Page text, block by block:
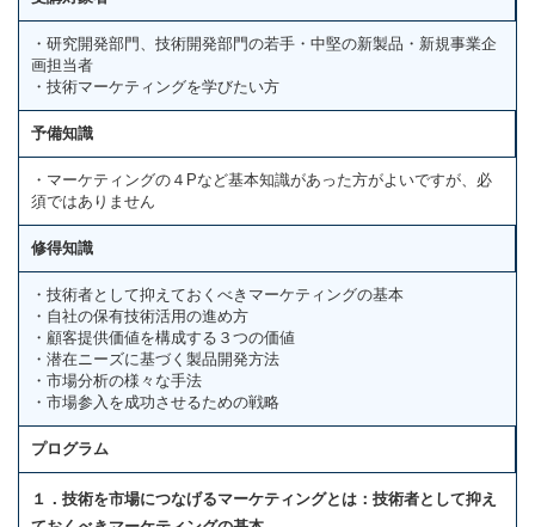
・研究開発部門、技術開発部門の若手・中堅の新製品・新規事業企
画担当者
・技術マーケティングを学びたい方
予備知識
・マーケティングの４Pなど基本知識があった方がよいですが、必
須ではありません
修得知識
・技術者として抑えておくべきマーケティングの基本
・自社の保有技術活用の進め方
・顧客提供価値を構成する３つの価値
・潜在ニーズに基づく製品開発方法
・市場分析の様々な手法
・市場参入を成功させるための戦略
プログラム
１．技術を市場につなげるマーケティングとは：技術者として抑え